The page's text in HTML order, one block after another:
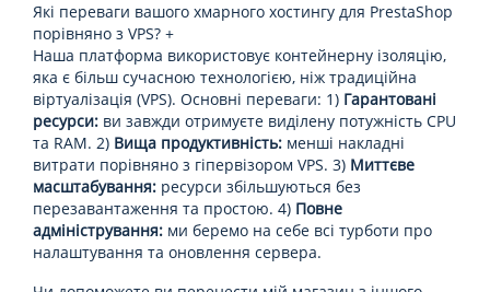
Які переваги вашого хмарного хостингу для PrestaShop
порівняно з VPS? +
Наша платформа використовує контейнерну ізоляцію,
яка є більш сучасною технологією, ніж традиційна
віртуалізація (VPS). Основні переваги: 1) Гарантовані
ресурси: ви завжди отримуєте виділену потужність CPU
та RAM. 2) Вища продуктивність: менші накладні
витрати порівняно з гіпервізором VPS. 3) Миттєве
масштабування: ресурси збільшуються без
перезавантаження та простою. 4) Повне
адміністрування: ми беремо на себе всі турботи про
налаштування та оновлення сервера.